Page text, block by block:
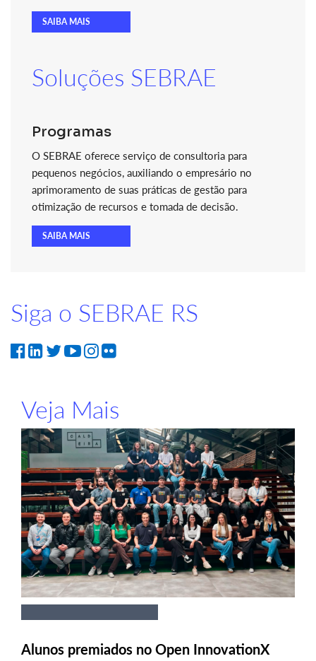
SAIBA MAIS
Soluções SEBRAE
Programas
O SEBRAE oferece serviço de consultoria para
pequenos negócios, auxiliando o empresário no
aprimoramento de suas práticas de gestão para
otimização de recursos e tomada de decisão.
SAIBA MAIS
Siga o SEBRAE RS
Veja Mais
Alunos premiados no Open InnovationX